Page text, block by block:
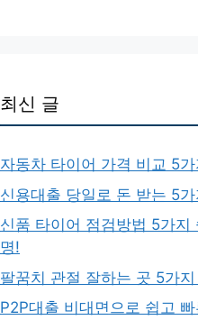
최신 글
자동차 타이어 가격 비교 5가
신용대출 당일로 돈 받는 5가
신품 타이어 점검방법 5가지
명!
팔꿈치 관절 잘하는 곳 5가
P2P대출 비대면으로 쉽고